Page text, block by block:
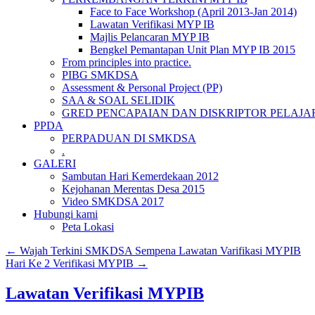
Face to Face Workshop (April 2013-Jan 2014)
Lawatan Verifikasi MYP IB
Majlis Pelancaran MYP IB
Bengkel Pemantapan Unit Plan MYP IB 2015
From principles into practice.
PIBG SMKDSA
Assessment & Personal Project (PP)
SAA & SOAL SELIDIK
GRED PENCAPAIAN DAN DISKRIPTOR
PPDA
PERPADUAN DI SMKDSA
.
GALERI
Sambutan Hari Kemerdekaan 2012
Kejohanan Merentas Desa 2015
Video SMKDSA 2017
Hubungi kami
Peta Lokasi
← Wajah Terkini SMKDSA Sempena Lawatan Varifikasi MYPIB
Hari Ke 2 Verifikasi MYPIB →
Lawatan Verifikasi MYPIB